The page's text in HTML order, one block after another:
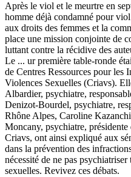
Après le viol et le meurtre en
homme déjà condamné pour
aux droits des femmes et la
place une mission conjointe de
luttant contre la récidive des
Le ... ur première table-ronde
de Centres Ressources pour les
Violences Sexuelles (Criavs).
Albardier, psychiatre,
Denizot-Bourdel, psychiatre,
Rhône Alpes, Caroline
Moncany, psychiatre,
Criavs, ont ainsi expliqué aux
dans la prévention des
nécessité de ne pas
sexuelles. Revivez ces débats.